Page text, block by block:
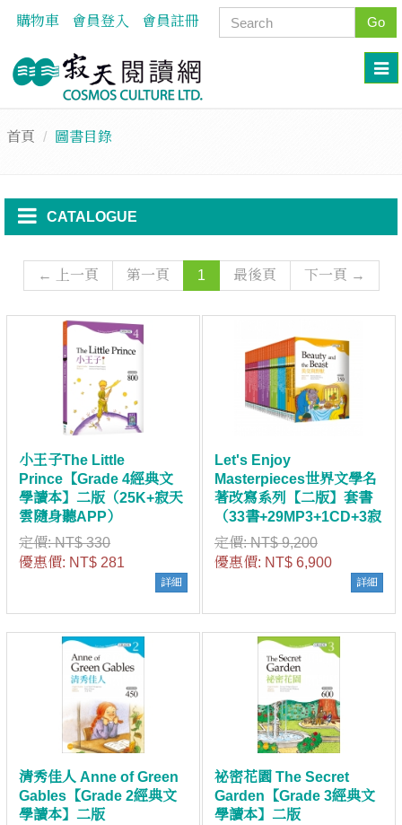
Go
購物車 會員登入 會員註冊
首頁 圖書目錄
CATALOGUE
← 上一頁 第一頁 1 最後頁 下一頁 →
小王子The Little
Prince【Grade 4經典文
學讀本】二版（25K+寂天
雲隨身聽APP）
定價:NT$ 330
優惠價: NT$ 281
詳細
Let's Enjoy
Masterpieces世界文學名
著改寫系列【二版】套書
（33書+29MP3+1CD+3寂
天雲隨身聽APP）
定價:NT$ 9,200
優惠價: NT$ 6,900
詳細
清秀佳人 Anne of Green
Gables【Grade 2經典文
學讀本】二版
祕密花園 The Secret
Garden【Grade 3經典文
學讀本】二版